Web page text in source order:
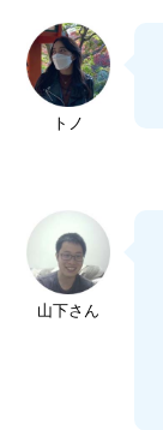
トノ
山下さん